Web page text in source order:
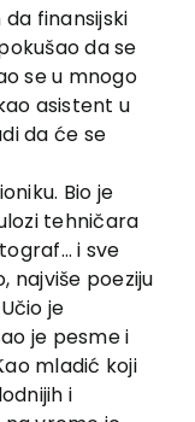
finansijski
da se
se u mnogo
asistent u
da će se
Bio je
tehničara
i sve
najviše poeziju
je
je pesme i
mladić koji
i